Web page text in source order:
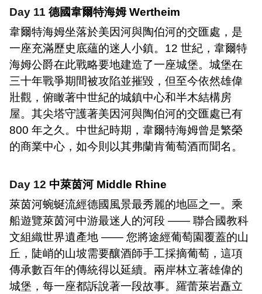
Day 11 德國韋爾特海姆Wertheim
韋爾特海姆坐落於美因河與陶伯河的交匯處，是
一座充滿歷史底蘊的迷人小鎮。 12 世紀，韋爾特
海姆公爵在此戰略要地建造了一座城堡。城堡在
三十年戰爭期間被攻陷並摧毀，但至今依然雄偉
壯觀，俯瞰著中世紀的城鎮中心和半木結構房
屋。其尖塔守護著美因河與陶伯河的交匯處已有
800 年之久。中世紀時期，韋爾特海姆曾是繁榮
的商業中心，如今則以其弗蘭肯葡萄酒而聞名。
Day 12 中萊茵河 Middle Rhine
萊茵河蜿蜒流經德國風景最秀麗的地區之一。乘
船遊覽萊茵河中游最迷人的河段 —— 聯合國教科
文組織世界遺產地 —— 您將途經葡萄園覆蓋的山
丘，陡峭的山坡需要釀酒師手工採摘葡萄，這項
傳承數百年的傳統得以延續。兩岸林立著雄偉的
城堡，每一座都訴說著一段故事。羅蕾萊岩矗立